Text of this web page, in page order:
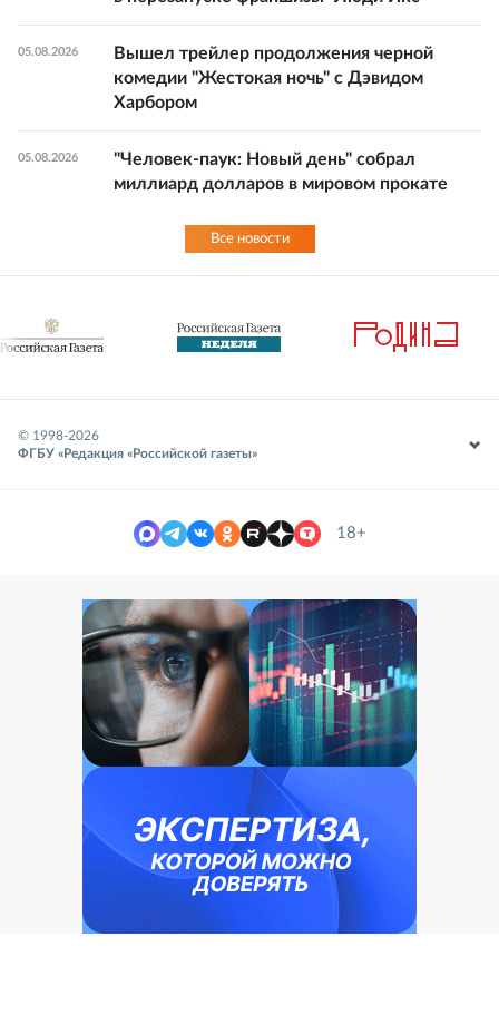
05.08.2026
Вышел трейлер продолжения черной
комедии "Жестокая ночь" с Дэвидом
Харбором
05.08.2026
"Человек-паук: Новый день" собрал
миллиард долларов в мировом прокате
Все новости
© 1998-2026
ФГБУ «Редакция «Российской газеты»
18+